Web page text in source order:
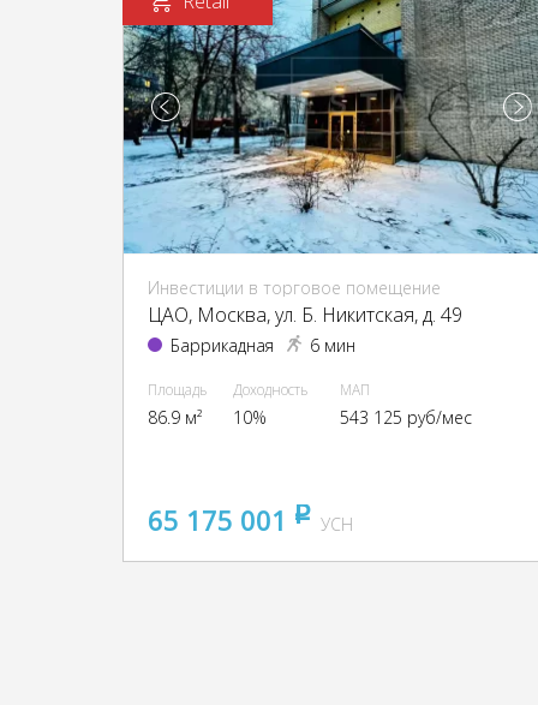
Инвестиции в торговое помещение
ЦАО, Москва, ул. Б. Никитская, д. 49
Баррикадная 6 мин
Площадь
86.9 м²
Доходность
10%
МАП
543 125 руб/мес
65 175 001 pуб
УСН